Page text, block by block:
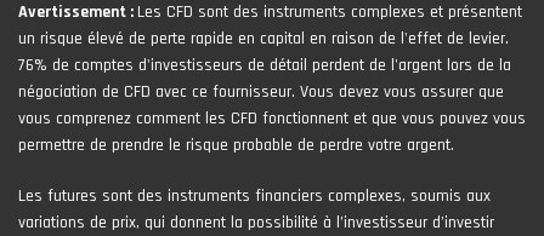
Avertissement : Les CFD sont des instruments complexes et présentent
un risque élevé de perte rapide en capital en raison de l'effet de levier.
76% de comptes d'investisseurs de détail perdent de l'argent lors de la
négociation de CFD avec ce fournisseur. Vous devez vous assurer que
vous comprenez comment les CFD fonctionnent et que vous pouvez vous
permettre de prendre le risque probable de perdre votre argent.
Les futures sont des instruments financiers complexes, soumis aux
variations de prix, qui donnent la possibilité à l’investisseur d’investir